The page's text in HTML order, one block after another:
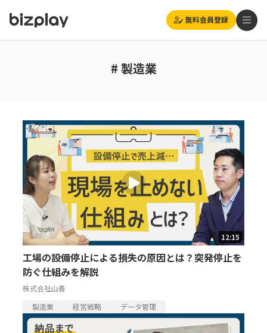
無料会員登録
# 製造業
12:15
工場の設備停止による損失の原因とは？突発停止を
防ぐ仕組みを解説
株式会社山善
製造業
経営戦略 データ管理